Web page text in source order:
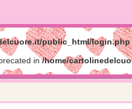
public_html/login.php
in/home/